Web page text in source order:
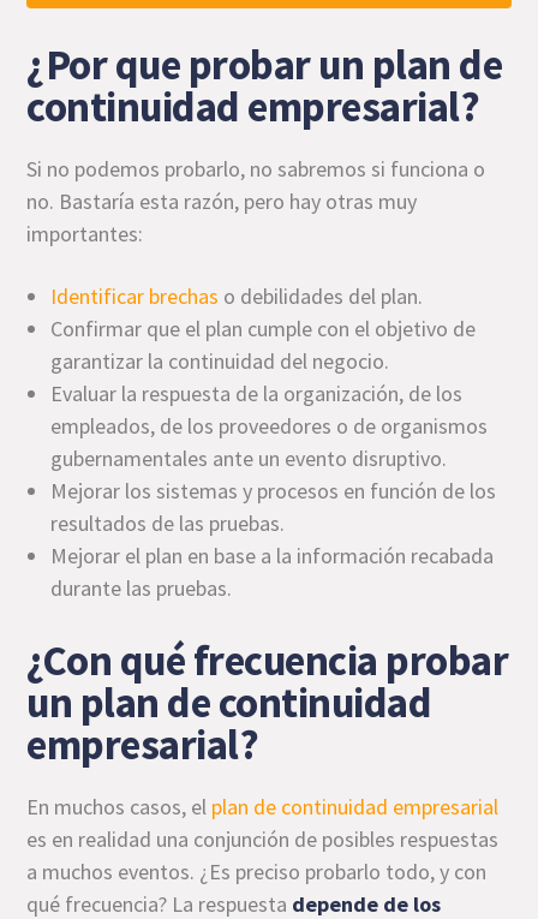
¿Por que probar un plan de
continuidad empresarial?
Si no podemos probarlo, no sabremos si funciona o
no. Bastaría esta razón, pero hay otras muy
importantes:
Identificar brechas o debilidades del plan.
Confirmar que el plan cumple con el objetivo de
garantizar la continuidad del negocio.
Evaluar la respuesta de la organización, de los
empleados, de los proveedores o de organismos
gubernamentales ante un evento disruptivo.
Mejorar los sistemas y procesos en función de los
resultados de las pruebas.
Mejorar el plan en base a la información recabada
durante las pruebas.
¿Con qué frecuencia probar
un plan de continuidad
empresarial?
En muchos casos, el plan de continuidad empresarial
es en realidad una conjunción de posibles respuestas
a muchos eventos. ¿Es preciso probarlo todo, y con
qué frecuencia? La respuesta depende de los